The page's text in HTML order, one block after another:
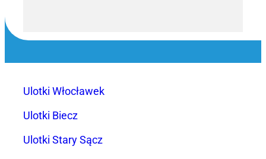
Ulotki Włocławek
Ulotki Biecz
Ulotki Stary Sącz